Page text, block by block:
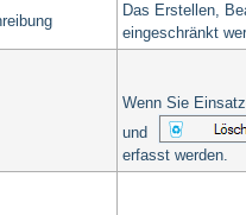
Das Erstellen,
eingeschränkt
Wenn Sie
und
erfasst werden.